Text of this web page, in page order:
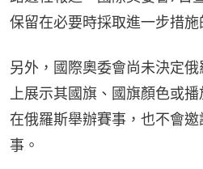
保留在必要時採取進一步措施
另外，國際奧委會尚未決定
上展示其國旗、國旗顏色或
在俄羅斯舉辦賽事，也不會
事。